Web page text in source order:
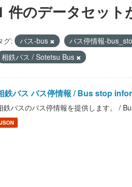
件のデータセット
グ: バス-bus バス停情報-
相鉄バス / Sotetsu Bus
鉄バス バス停情報 / Bus stop
鉄バスのバス停情報を提供します。 /
JSON